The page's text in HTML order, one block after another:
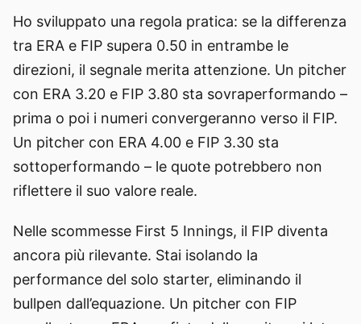
Ho sviluppato una regola pratica: se la differenza
tra ERA e FIP supera 0.50 in entrambe le
direzioni, il segnale merita attenzione. Un pitcher
con ERA 3.20 e FIP 3.80 sta sovraperformando –
prima o poi i numeri convergeranno verso il FIP.
Un pitcher con ERA 4.00 e FIP 3.30 sta
sottoperformando – le quote potrebbero non
riflettere il suo valore reale.
Nelle scommesse First 5 Innings, il FIP diventa
ancora più rilevante. Stai isolando la
performance del solo starter, eliminando il
bullpen dall’equazione. Un pitcher con FIP